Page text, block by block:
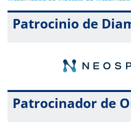
Patrocinio de
Patrocinador de